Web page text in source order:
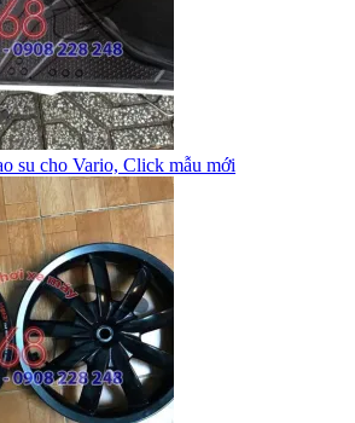
su cho Vario, Click mẫu mới